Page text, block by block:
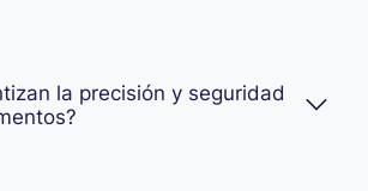
la precisión y seguridad